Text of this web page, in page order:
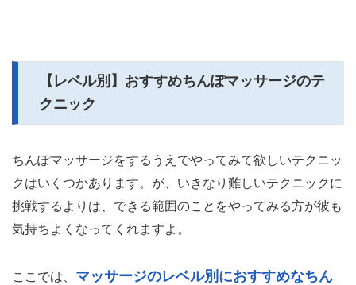
【レベル別】おすすめちんぽマッサージのテ
クニック
ちんぽマッサージをするうえでやってみて欲しいテクニッ
クはいくつかあります。が、いきなり難しいテクニックに
挑戦するよりは、できる範囲のことをやってみる方が彼も
気持ちよくなってくれますよ。
ここでは、 マッサージのレベル別におすすめなちん